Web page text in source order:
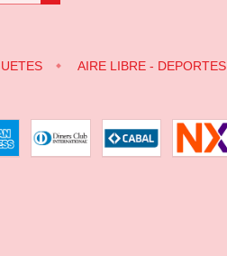
AIRE LIBRE - DEPORTES